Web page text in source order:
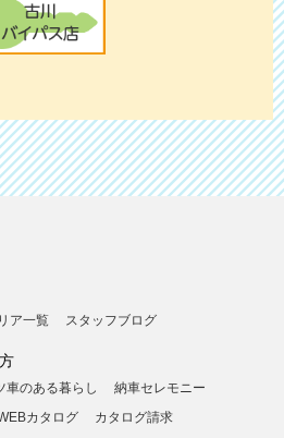
ア一覧 スタッフブログ
車のある暮らし
納車セレモニー
カタログ カタログ請求